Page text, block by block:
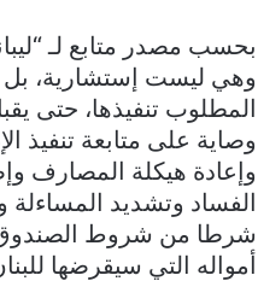
بحسب مصدر متابع لـ
وهي ليست إستشارية، بل
المطلوب تنفيذها، حتى
وصاية على متابعة تنفيذ
وإعادة هيكلة المصارف
الفساد وتشديد المساءلة
شرطا من شروط الصندوق
أمواله التي سيقرضها